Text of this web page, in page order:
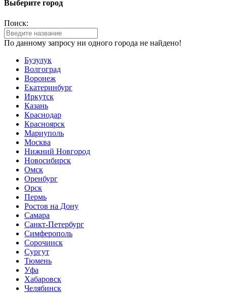
Выберите город
Поиск:
По данному запросу ни одного города не найдено!
Бузулук
Волгоград
Воронеж
Екатеринбург
Иркутск
Казань
Краснодар
Красноярск
Мариуполь
Москва
Нижний Новгород
Новосибирск
Омск
Оренбург
Орск
Пермь
Ростов на Дону
Самара
Санкт-Петербург
Симферополь
Сорочинск
Сургут
Тюмень
Уфа
Хабаровск
Челябинск